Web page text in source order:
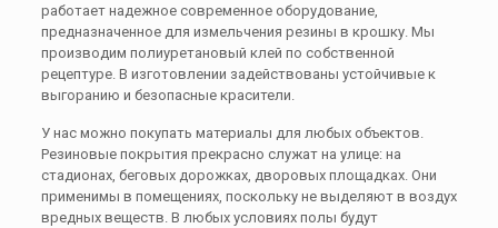
работает надежное современное оборудование,
предназначенное для измельчения резины в крошку. Мы
производим полиуретановый клей по собственной
рецептуре. В изготовлении задействованы устойчивые к
выгоранию и безопасные красители.
У нас можно покупать материалы для любых объектов.
Резиновые покрытия прекрасно служат на улице: на
стадионах, беговых дорожках, дворовых площадках. Они
применимы в помещениях, поскольку не выделяют в воздух
вредных веществ. В любых условиях полы будут